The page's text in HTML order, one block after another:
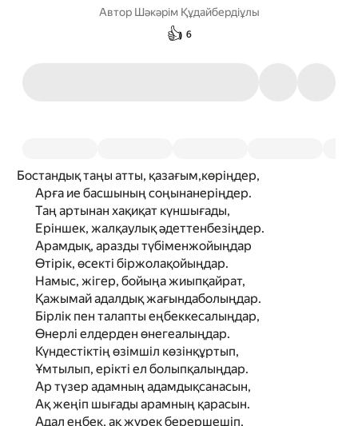
Автор Шәкәрім Құдайбердіұлы
👍 6
Бостандық таңы атты, қазағым,көріңдер,
Арға ие басшының соңынанеріңдер.
Таң артынан хақиқат күншығады,
Еріншек, жалқаулық әдеттенбезіңдер.
Арамдық, аразды түбіменжойыңдар
Өтірік, өсекті біржолақойыңдар.
Намыс, жігер, бойыңа жиыпқайрат,
Қажымай адалдық жағындаболыңдар.
Бірлік пен талапты еңбеккесалыңдар,
Өнерлі елдерден өнегеалыңдар.
Күндестіктің өзімшіл көзінқұртып,
Ұмтылып, ерікті ел болыпқалыңдар.
Ар түзер адамның адамдықсанасын,
Ақ жеңіп шығады арамның қарасын.
Адал еңбек, ақ жүрек берершешіп,